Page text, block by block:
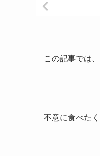
この記事では、
不意に食べた